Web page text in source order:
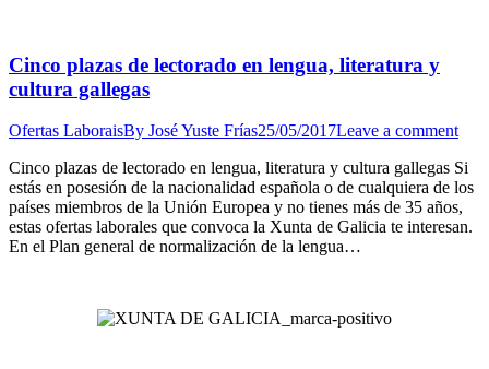
Cinco plazas de lectorado en lengua, literatura y
cultura gallegas
Ofertas LaboraisBy José Yuste Frías25/05/2017Leave a comment
Cinco plazas de lectorado en lengua, literatura y cultura gallegas Si
estás en posesión de la nacionalidad española o de cualquiera de los
países miembros de la Unión Europea y no tienes más de 35 años,
estas ofertas laborales que convoca la Xunta de Galicia te interesan.
En el Plan general de normalización de la lengua…